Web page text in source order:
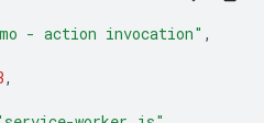
- action invocation" ,
,